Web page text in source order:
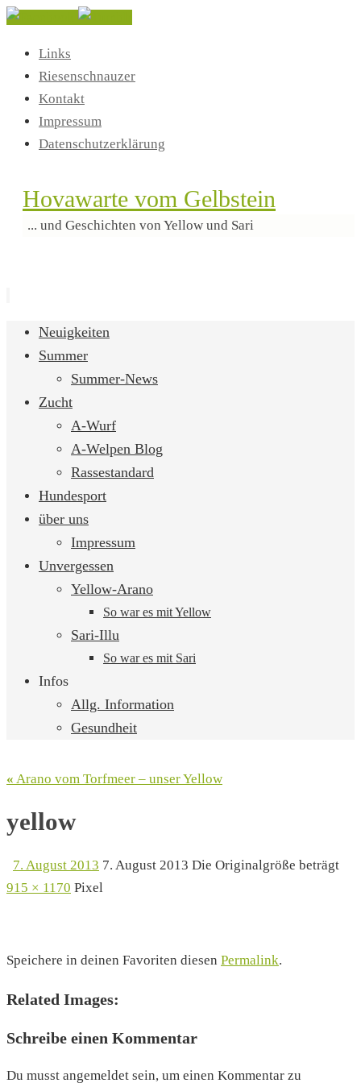
Links
Riesenschnauzer
Kontakt
Impressum
Datenschutzerklärung
Hovawarte vom Gelbstein
... und Geschichten von Yellow und Sari
Zum
Inhalt
Neuigkeiten
Summer
Summer-News
Zucht
A-Wurf
A-Welpen Blog
Rassestandard
Hundesport
über uns
Impressum
Unvergessen
Yellow-Arano
So war es mit Yellow
Sari-Illu
So war es mit Sari
Infos
Allg. Information
Gesundheit
« Arano vom Torfmeer – unser Yellow
yellow
7. August 2013 7. August 2013 Die Originalgröße beträgt
915 × 1170 Pixel
Speichere in deinen Favoriten diesen Permalink.
Related Images:
Schreibe einen Kommentar
Du musst angemeldet sein, um einen Kommentar zu